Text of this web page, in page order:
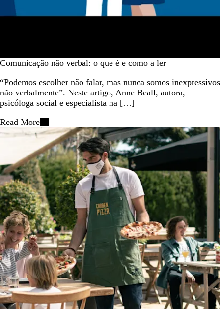
Comunicação não verbal: o que é e como a ler
“Podemos escolher não falar, mas nunca somos inexpressivos
não verbalmente”. Neste artigo, Anne Beall, autora,
psicóloga social e especialista na […]
Read More